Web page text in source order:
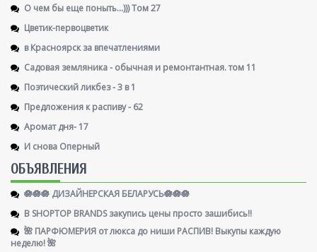
О чем бы еще поныть...))) Том 27
Цветик-первоцветик
в Красноярск за впечатлениями
Садовая земляника - обычная и ремонтантная. том 11
Поэтический ликбез - 3 в 1
Предложения к распиву - 62
Аромат дня- 17
И снова Оперный
ОБЪЯВЛЕНИЯ
🪷🪷🪷 ДИЗАЙНЕРСКАЯ БЕЛАРУСЬ🪷🪷🪷
В SHOPTOP BRANDS закупись цены просто зашибись!!
🌺 ПАРФЮМЕРИЯ от люкса до ниши РАСПИВ! Выкупы каждую
неделю! 🌺